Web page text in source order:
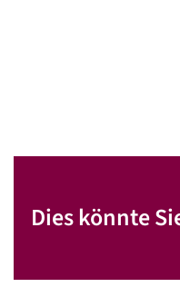
Dies könnte